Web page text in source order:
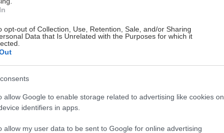
opt-out of Collection, Use, Retention, Sale, and/or Sharing
Data that Is Unrelated with the Purposes for which it
allow Google to enable storage related to advertising like cookies on
identifiers in apps.
allow my user data to be sent to Google for online advertising
straffar i bortamötet mot Västerås IK
denna fredagkväll och det var vitklädda Leksand som
dock och det var Västerås som kunde ta ledningen
0 till hemmalaget Västerås. 1-1 kom dock kort därpå
kvitteringen från slottet.